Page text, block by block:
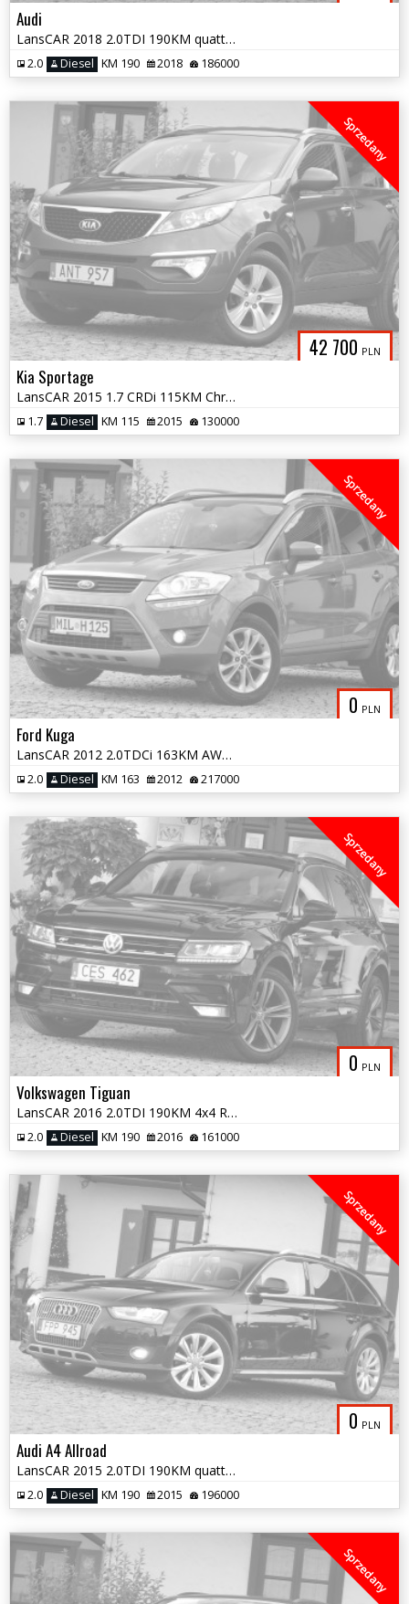
Audi
LansCAR 2018 2.0TDI 190KM quattro SportSTronicDriveSelectWebastoPdcLed
2.0 Diesel KM 190 2018 186000
42 700 PLN
Sprzedany
Kia Sportage
LansCAR 2015 1.7 CRDi 115KM ChromLED Alu17''
1.7 Diesel KM 115 2015 130000
0 PLN
Sprzedany
Ford Kuga
LansCAR 2012 2.0TDCi 163KM AWD TitaniumS PanoramaNavKameraXenonLED PDC
2.0 Diesel KM 163 2012 217000
0 PLN
Sprzedany
Volkswagen Tiguan
LansCAR 2016 2.0TDI 190KM 4x4 RLine NaviVirtualCocpitRadarKameraPdcLED
2.0 Diesel KM 190 2016 161000
0 PLN
Sprzedany
Audi A4 Allroad
LansCAR 2015 2.0TDI 190KM quattro Allroad Sport NavWebestoXenonLED PDC
2.0 Diesel KM 190 2015 196000
Sprzedany